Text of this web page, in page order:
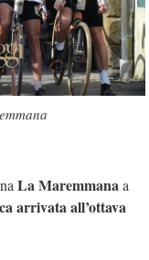
La Maremmanaa
arrivata all’ottava